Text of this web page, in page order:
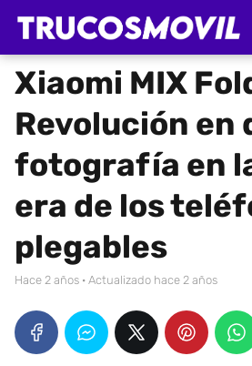
Xiaomi MIX
Revolución en
fotografía en
era de los
plegables
hace 2 años · Actualizado hace 2 años